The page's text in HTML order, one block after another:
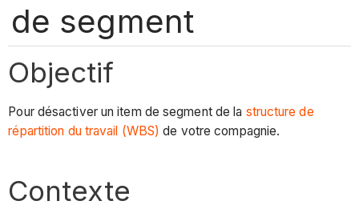
de segment
Objectif
Pour désactiver un item de segment de la structure de
répartition du travail (WBS) de votre compagnie.
Contexte